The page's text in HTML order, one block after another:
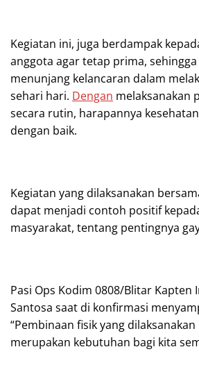
Kegiatan ini, juga berdampak
anggota agar tetap prima,
menunjang kelancaran dalam
sehari hari. Dengan melaksanakan
secara rutin, harapannya
dengan baik.
Kegiatan yang dilaksanakan
dapat menjadi contoh positif
masyarakat, tentang pentingnya
Pasi Ops Kodim 0808/Blitar Kapten
Santosa saat di konfirmasi
“Pembinaan fisik yang
merupakan kebutuhan bagi kita